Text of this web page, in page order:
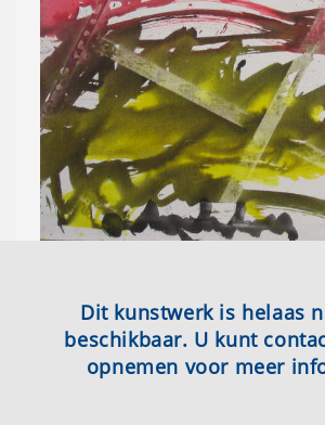
Dit kunstwerk is helaas
beschikbaar. U kunt
opnemen voor meer